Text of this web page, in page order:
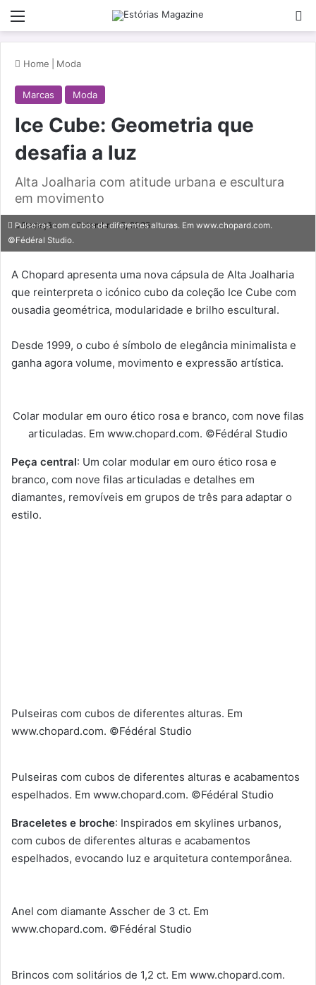
Menu
Home Moda
Marcas Moda
Ice Cube: Geometria que
desafia a luz
Alta Joalharia com atitude urbana e escultura
em movimento
Redação Setembro 15, 2025
Pulseiras com cubos de diferentes alturas. Em www.chopard.com.
©Fédéral Studio.
A Chopard apresenta uma nova cápsula de Alta Joalharia
que reinterpreta o icónico cubo da coleção Ice Cube com
ousadia geométrica, modularidade e brilho escultural.
Desde 1999, o cubo é símbolo de elegância minimalista e
ganha agora volume, movimento e expressão artística.
Colar modular em ouro ético rosa e branco, com nove filas
articuladas. Em www.chopard.com. ©Fédéral Studio
Peça central: Um colar modular em ouro ético rosa e
branco, com nove filas articuladas e detalhes em
diamantes, removíveis em grupos de três para adaptar o
estilo.
Pulseiras com cubos de diferentes alturas. Em
www.chopard.com. ©Fédéral Studio
Pulseiras com cubos de diferentes alturas e acabamentos
espelhados. Em www.chopard.com. ©Fédéral Studio
Braceletes e broche: Inspirados em skylines urbanos,
com cubos de diferentes alturas e acabamentos
espelhados, evocando luz e arquitetura contemporânea.
Anel com diamante Asscher de 3 ct. Em
www.chopard.com. ©Fédéral Studio
Brincos com solitários de 1,2 ct. Em www.chopard.com.